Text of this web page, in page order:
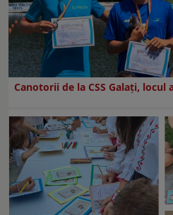
Canotorii de la CSS Galați, locul